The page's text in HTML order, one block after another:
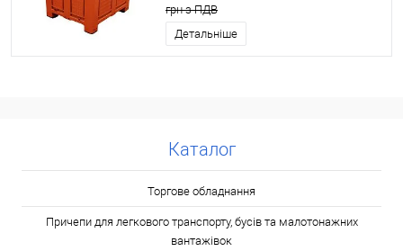
грн з ПДВ
Детальніше
Каталог
Торгове обладнання
Причепи для легкового транспорту, бусів та малотонажних
вантажівок